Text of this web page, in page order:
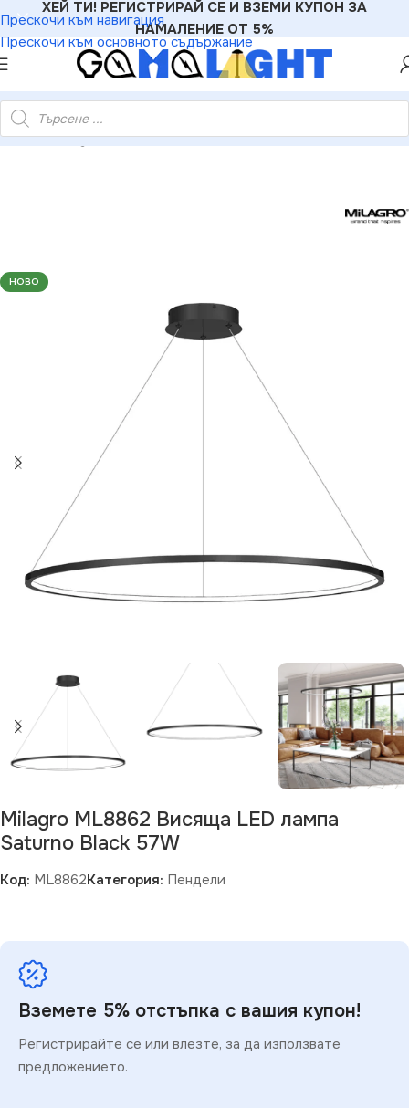
Прескочи към навигация
Прескочи към основното съдържание
ХЕЙ ТИ! РЕГИСТРИРАЙ СЕ И ВЗЕМИ КУПОН ЗА
НАМАЛЕНИЕ ОТ 5%
»Milagro ML8862 Висяща LED лампа Saturno Black 57W
НОВО
Milagro ML8862 Висяща LED лампа
Saturno Black 57W
Код: ML8862Категория: Пендели
Вземете 5% отстъпка с вашия купон!
Регистрирайте се или влезте, за да използвате
предложението.